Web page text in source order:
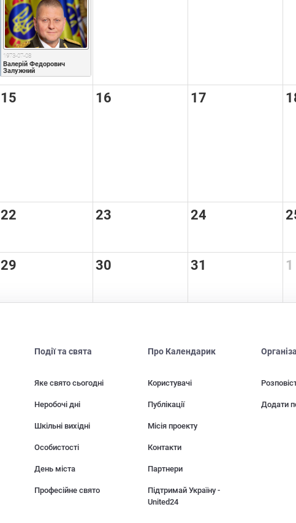
1973-07-08
Валерій Федорович
Залужний
15 16 17
22 23 24
29 30 31 1
Події та свята
Яке свято сьогодні
Неробочі дні
Шкільні вихідні
Особистості
День міста
Професійне свято
Про Календарик
Користувачі
Публікації
Місія проекту
Контакти
Партнери
Підтримай Україну -
United24
Додати